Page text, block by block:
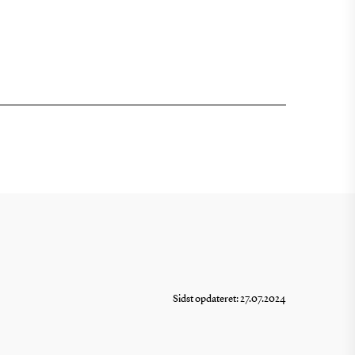
Sidst opdateret: 27.07.2024